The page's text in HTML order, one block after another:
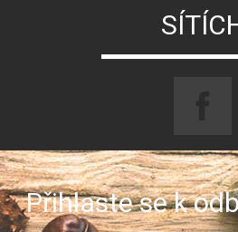
Přihlaste se k